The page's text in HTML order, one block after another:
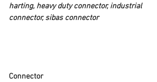
harting, heavy duty connector, industrial
connector, sibas connector
Connector